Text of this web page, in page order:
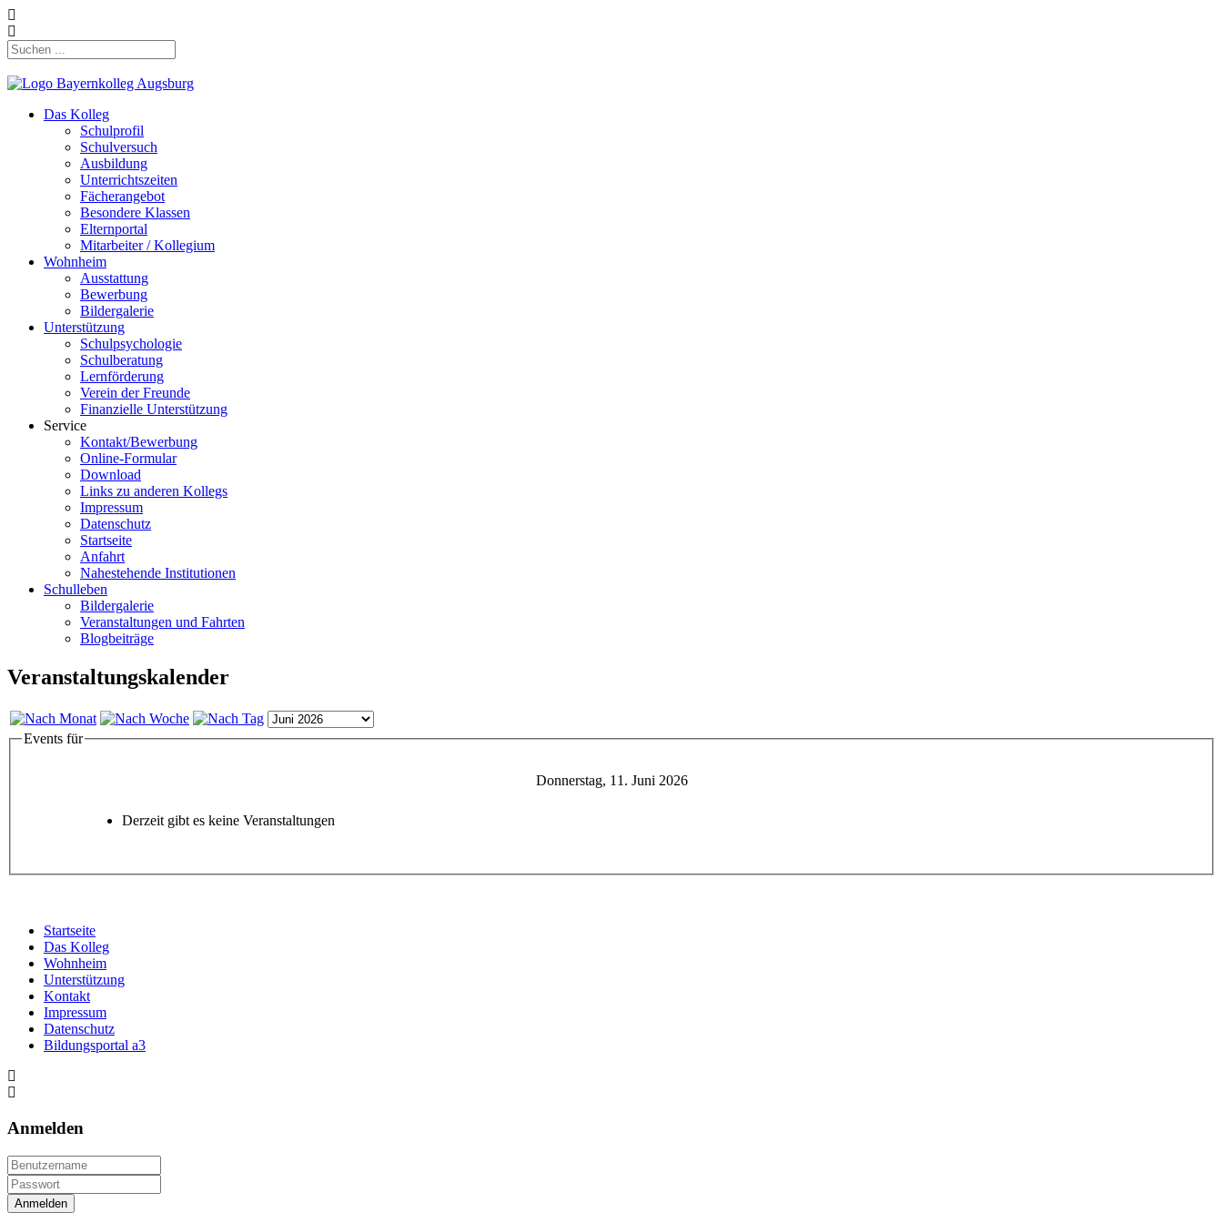
Das Kolleg
Schulprofil
Schulversuch
Ausbildung
Unterrichtszeiten
Fächerangebot
Besondere Klassen
Elternportal
Mitarbeiter / Kollegium
Wohnheim
Ausstattung
Bewerbung
Bildergalerie
Unterstützung
Schulpsychologie
Schulberatung
Lernförderung
Verein der Freunde
Finanzielle Unterstützung
Service
Kontakt/Bewerbung
Online-Formular
Download
Links zu anderen Kollegs
Impressum
Datenschutz
Startseite
Anfahrt
Nahestehende Institutionen
Schulleben
Bildergalerie
Veranstaltungen und Fahrten
Blogbeiträge
Veranstaltungskalender
Events für
Donnerstag, 11. Juni 2026
Derzeit gibt es keine Veranstaltungen
Startseite
Das Kolleg
Wohnheim
Unterstützung
Kontakt
Impressum
Datenschutz
Bildungsportal a3
Anmelden
Anmelden